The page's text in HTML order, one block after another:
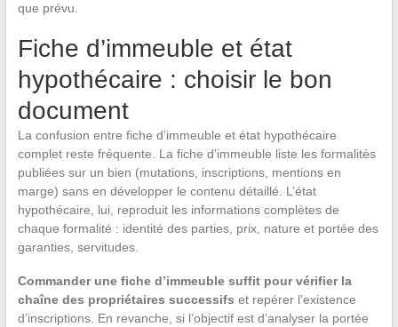
que prévu.
Fiche d’immeuble et état
hypothécaire : choisir le bon
document
La confusion entre fiche d’immeuble et état hypothécaire
complet reste fréquente. La fiche d’immeuble liste les formalités
publiées sur un bien (mutations, inscriptions, mentions en
marge) sans en développer le contenu détaillé. L’état
hypothécaire, lui, reproduit les informations complètes de
chaque formalité : identité des parties, prix, nature et portée des
garanties, servitudes.
Commander une fiche d’immeuble suffit pour vérifier la
chaîne des propriétaires successifs et repérer l’existence
d’inscriptions. En revanche, si l’objectif est d’analyser la portée